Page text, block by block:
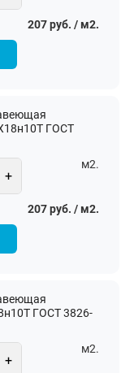
207 руб. / м2.
ГОСТ
+
м2.
207 руб. / м2.
ГОСТ 3826-
+
м2.